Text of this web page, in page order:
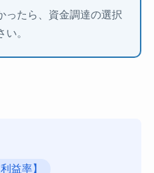
ったら、資金調達の選択
。
益率】